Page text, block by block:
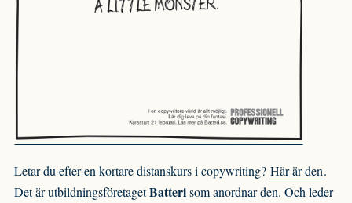
Letar du efter en kortare distanskurs i copywriting? Här är den.
Det är utbildningsföretagetBatterisom anordnar den. Och leder